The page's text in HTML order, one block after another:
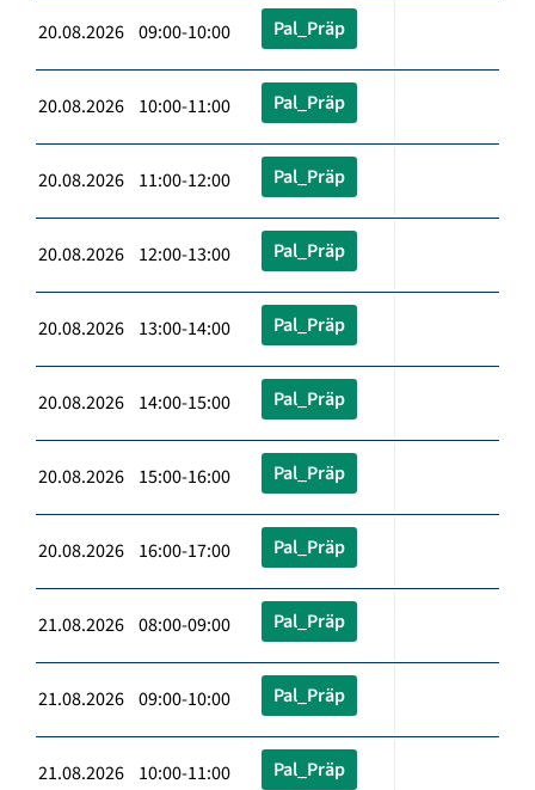
20.08.2026 09:00-10:00 Pal_Präp
20.08.2026 10:00-11:00 Pal_Präp
20.08.2026 11:00-12:00 Pal_Präp
20.08.2026 12:00-13:00 Pal_Präp
20.08.2026 13:00-14:00 Pal_Präp
20.08.2026 14:00-15:00 Pal_Präp
20.08.2026 15:00-16:00 Pal_Präp
20.08.2026 16:00-17:00 Pal_Präp
21.08.2026 08:00-09:00 Pal_Präp
21.08.2026 09:00-10:00 Pal_Präp
21.08.2026 10:00-11:00 Pal_Präp